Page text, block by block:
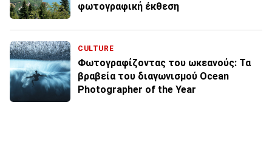
φωτογραφική έκθεση
CULTURE
Φωτογραφίζοντας του ωκεανούς: Τα
βραβεία του διαγωνισμού Ocean
Photographer of the Year